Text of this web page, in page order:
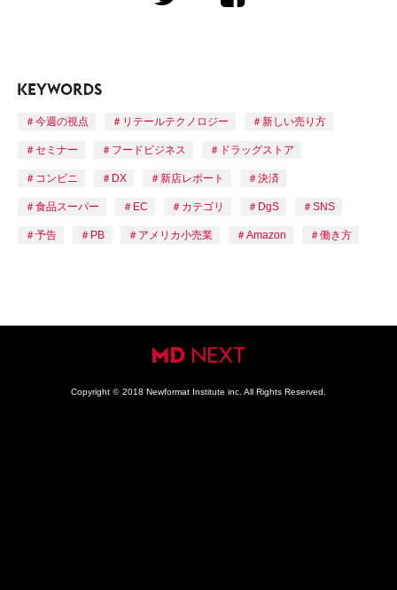
今週の視点 リテールテクノロジー 新しい売り方
セミナー フードビジネス ドラッグストア
コンビニ DX 新店レポート 決済
食品スーパー EC カテゴリ DgS SNS
予告 PB アメリカ小売業 Amazon 働き方
Copyright © 2018 Newformat Institute inc. All Rights Reserved.